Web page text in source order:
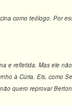
como teólogo. Por
refletida. Mas ele
à Cúria. Eis, como
quero reprovar